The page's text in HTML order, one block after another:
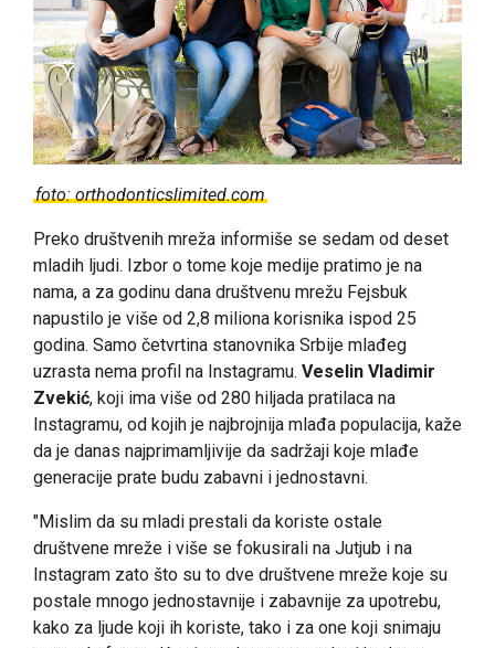
foto: orthodonticslimited.com
Preko društvenih mreža informiše se sedam od deset
mladih ljudi. Izbor o tome koje medije pratimo je na
nama, a za godinu dana društvenu mrežu Fejsbuk
napustilo je više od 2,8 miliona korisnika ispod 25
godina. Samo četvrtina stanovnika Srbije mlađeg
uzrasta nema profil na Instagramu. Veselin Vladimir
Zvekić, koji ima više od 280 hiljada pratilaca na
Instagramu, od kojih je najbrojnija mlađa populacija, kaže
da je danas najprimamljivije da sadržaji koje mlađe
generacije prate budu zabavni i jednostavni.
"Mislim da su mladi prestali da koriste ostale
društvene mreže i više se fokusirali na Jutjub i na
Instagram zato što su to dve društvene mreže koje su
postale mnogo jednostavnije i zabavnije za upotrebu,
kako za ljude koji ih koriste, tako i za one koji snimaju